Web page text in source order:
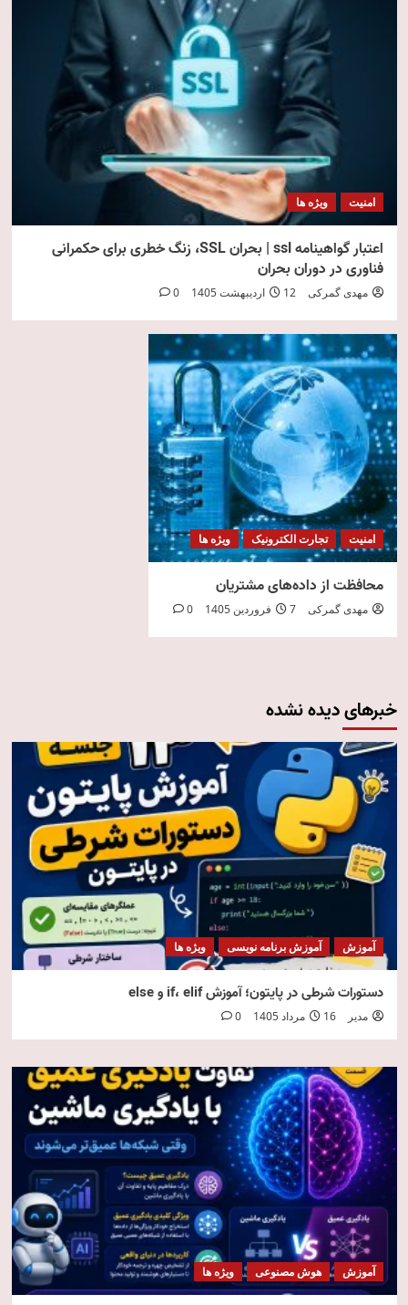
امنیت ویژه ها
اعتبار گواهینامه ssl | بحران SSL، زنگ خطری برای حکمرانی
فناوری در دوران بحران
مهدی گمرکی 12 اردیبهشت 1405 0
امنیت تجارت الکترونیک ویژه ها
محافظت از داده‌های مشتریان
مهدی گمرکی 7 فروردین 1405 0
خبرهای دیده نشده
آموزش آموزش برنامه نویسی ویژه ها
دستورات شرطی در پایتون؛ آموزش if، elif و else
مدیر 16 مرداد 1405 0
آموزش هوش مصنوعی ویژه ها